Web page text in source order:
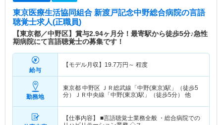
東京医療生活協同組合 新渡戸記念中野総合病院の言語
聴覚士求人(正職員)
【東京都／中野区】賞与2.94ヶ月分！最寄駅から徒歩5分♪急性
期病院にて言語聴覚士の募集です！
給与
【モデル月収】 19.7万円～ 程度
勤務地
東京都 中野区 ＪＲ総武線「中野(東京)駅」（徒歩5
分）ＪＲ中央線「中野(東京)駅」（徒歩5分） 他
【仕事内容】 ■言語聴覚士業務全般 ・総合病院での